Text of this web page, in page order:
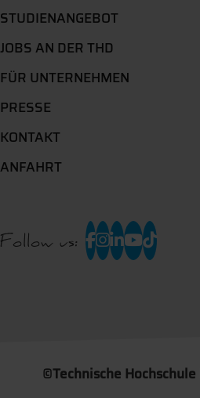
STUDIENANGEBOT
JOBS AN DER THD
FÜR UNTERNEHMEN
PRESSE
KONTAKT
ANFAHRT
Follow us:
©Technische